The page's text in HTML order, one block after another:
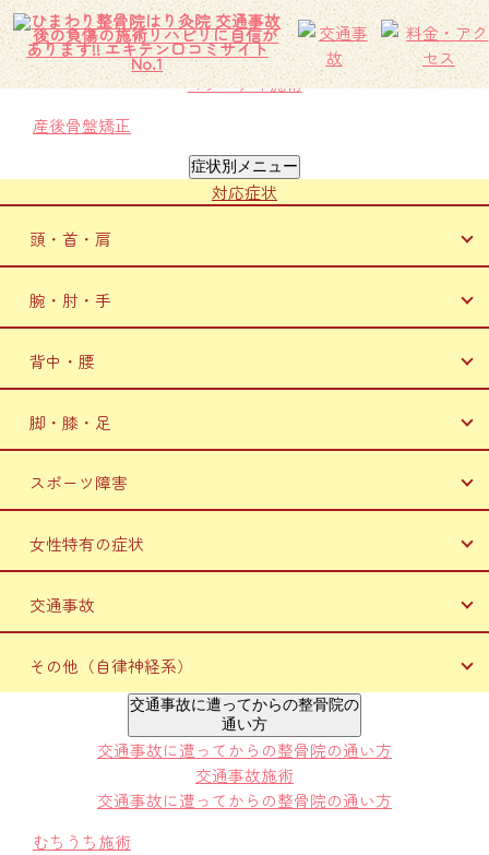
?>
施術メニュー
骨盤矯正
マタニティ施術
産後骨盤矯正
症状別メニュー
対応症状
頭・首・肩
寝違え
肩こり
五十肩（四十肩）
腕・肘・手
腱鞘炎
背中・腰
背中の痛み
肋間神経痛
ぎっくり腰
坐骨神経痛
脚・膝・足
オスグッド
むくみ
足底腱膜炎
スポーツ障害
テニス肘
オスグッド
肉離れ
捻挫・打撲
足底腱膜炎
女性特有の症状
妊婦（マタニティ）腰痛・骨盤痛・恥骨痛・股関節痛
妊婦（マタニティ）坐骨神経痛・足が痛い・つる・むくみ
加齢による障害の予防（女性編）
むくみ
交通事故
むちうち施術
その他（自律神経系）
自律神経失調症
睡眠障害
めまい
頭痛
耳鳴り
交通事故に遭ってからの整骨院の
通い方
交通事故に遭ってからの整骨院の通い方
交通事故施術
交通事故に遭ってからの整骨院の通い方
むちうち施術